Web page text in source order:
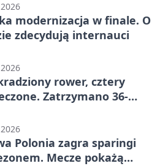
modernizacja w finale. O
zdecydują internauci
rower, cztery
Zatrzymano 36-
Polonia zagra sparingi
Mecze pokażą